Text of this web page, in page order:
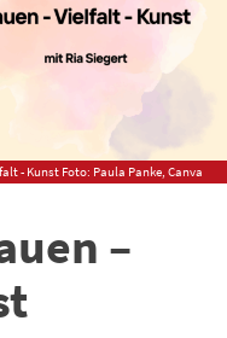
- Kunst Foto: Paula Panke, Canva
–